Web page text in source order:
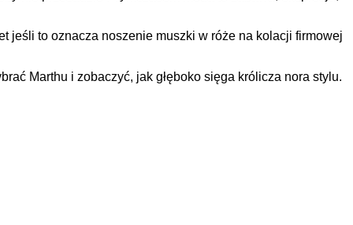
jeśli to oznacza noszenie muszki w róże na kolacji firmowej
Marthu i zobaczyć, jak głęboko sięga królicza nora stylu.